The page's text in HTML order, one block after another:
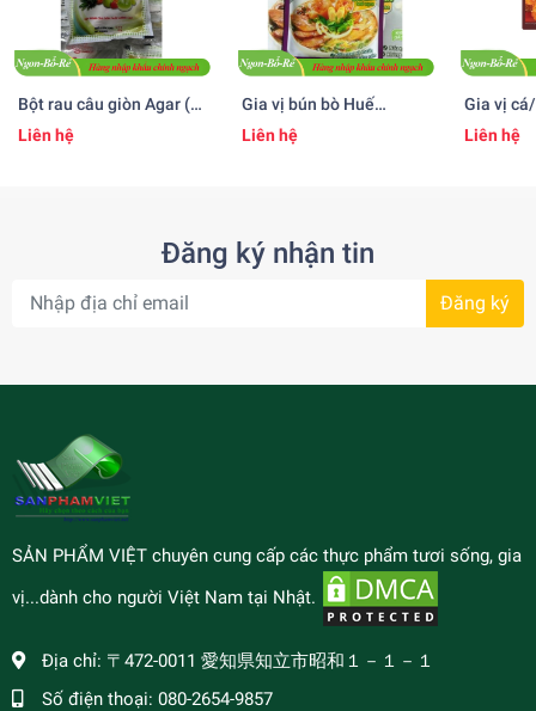
Bột rau câu giòn Agar (
25gr )
Liên hệ
Gia vị bún bò Huế
Barona
Liên hệ
Gia vị
Barona
Liên hệ
Đăng ký nhận tin
Đăng ký
SẢN PHẨM VIỆT chuyên cung cấp các thực phẩm tươi sống, gia
vị...dành cho người Việt Nam tại Nhật.
Địa chỉ: 〒472-0011 愛知県知立市昭和１－１－１
Số điện thoại: 080-2654-9857